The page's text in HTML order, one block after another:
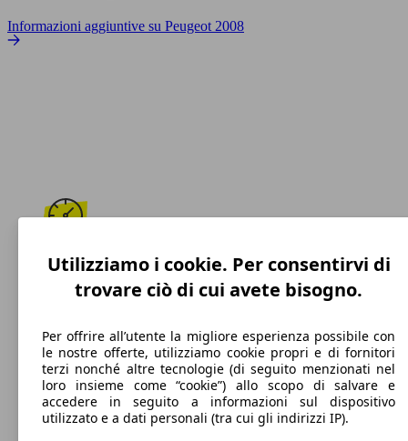
Informazioni aggiuntive su Peugeot 2008
187 km/h
Velocità massima
Benzina
Carburante
Utilizziamo i cookie. Per consentirvi di
trovare ciò di cui avete bisogno.
Per offrire all’utente la migliore esperienza possibile con
le nostre offerte, utilizziamo cookie propri e di fornitori
terzi nonché altre tecnologie (di seguito menzionati nel
loro insieme come “cookie”) allo scopo di salvare e
accedere in seguito a informazioni sul dispositivo
utilizzato e a dati personali (tra cui gli indirizzi IP).